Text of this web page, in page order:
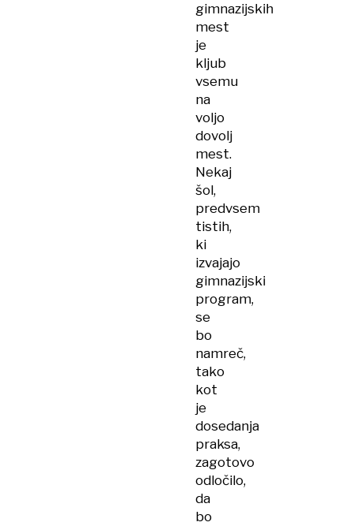
gimnazijskih
mest
je
kljub
vsemu
na
voljo
dovolj
mest.
Nekaj
šol,
predvsem
tistih,
ki
izvajajo
gimnazijski
program,
se
bo
namreč,
tako
kot
je
dosedanja
praksa,
zagotovo
odločilo,
da
bo